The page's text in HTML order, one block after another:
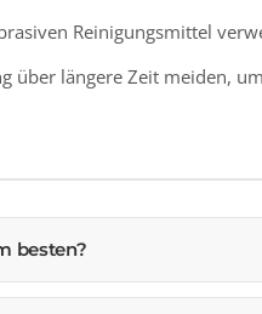
Reinigungsmittel
über längere Zeit meiden,
besten?